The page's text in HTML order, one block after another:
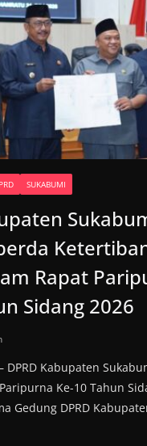
SUKABUMI
Rapat
Sidang 2026
DPRD Kabupaten
Ke-10 Tahun
Gedung DPRD